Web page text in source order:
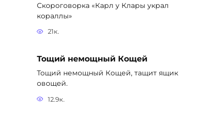
Скороговорка «Карл у Клары украл
кораллы»
21к.
Тощий немощный Кощей
Тощий немощный Кощей, тащит ящик
овощей.
12.9к.